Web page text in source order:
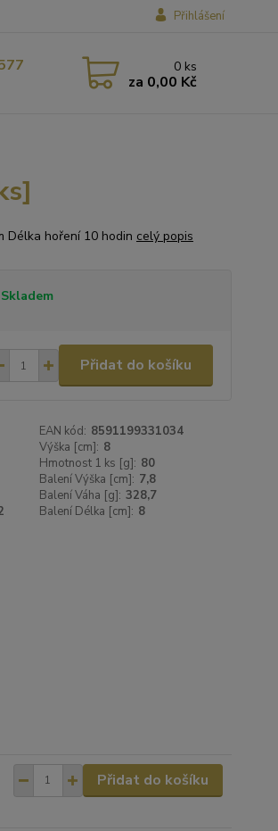
Přihlášení
0 ks
za 0,00 Kč
Délka hoření 10 hodin celý popis
Skladem
Přidat do košíku
EAN kód: 8591199331034
Výška [cm]: 8
Hmotnost 1 ks [g]: 80
Balení Výška [cm]: 7,8
Balení Váha [g]: 328,7
Balení Délka [cm]: 8
Přidat do košíku